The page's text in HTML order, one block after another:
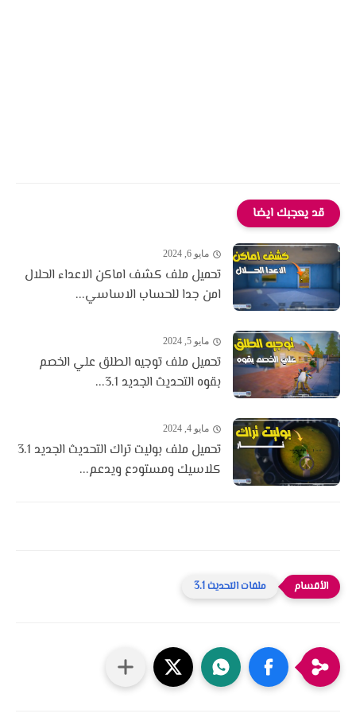
قد يعجبك ايضا
مايو 6, 2024
تحميل ملف كشف اماكن الاعداء الحلال
امن جدا للحساب الاساسي...
مايو 5, 2024
تحميل ملف توجيه الطلق علي الخصم
بقوه التحديث الجديد 3.1...
مايو 4, 2024
تحميل ملف بوليت تراك التحديث الجديد 3.1
كلاسيك ومستودع ويدعم...
ملفات التحديث 3.1